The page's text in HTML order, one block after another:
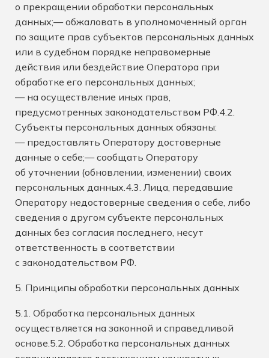
о прекращении обработки персональных
данных;— обжаловать в уполномоченный орган
по защите прав субъектов персональных данных
или в судебном порядке неправомерные
действия или бездействие Оператора при
обработке его персональных данных;
— на осуществление иных прав,
предусмотренных законодательством РФ.4.2.
Субъекты персональных данных обязаны:
— предоставлять Оператору достоверные
данные о себе;— сообщать Оператору
об уточнении (обновлении, изменении) своих
персональных данных.4.3. Лица, передавшие
Оператору недостоверные сведения о себе, либо
сведения о другом субъекте персональных
данных без согласия последнего, несут
ответственность в соответствии
с законодательством РФ.
5. Принципы обработки персональных данных
5.1. Обработка персональных данных
осуществляется на законной и справедливой
основе.5.2. Обработка персональных данных